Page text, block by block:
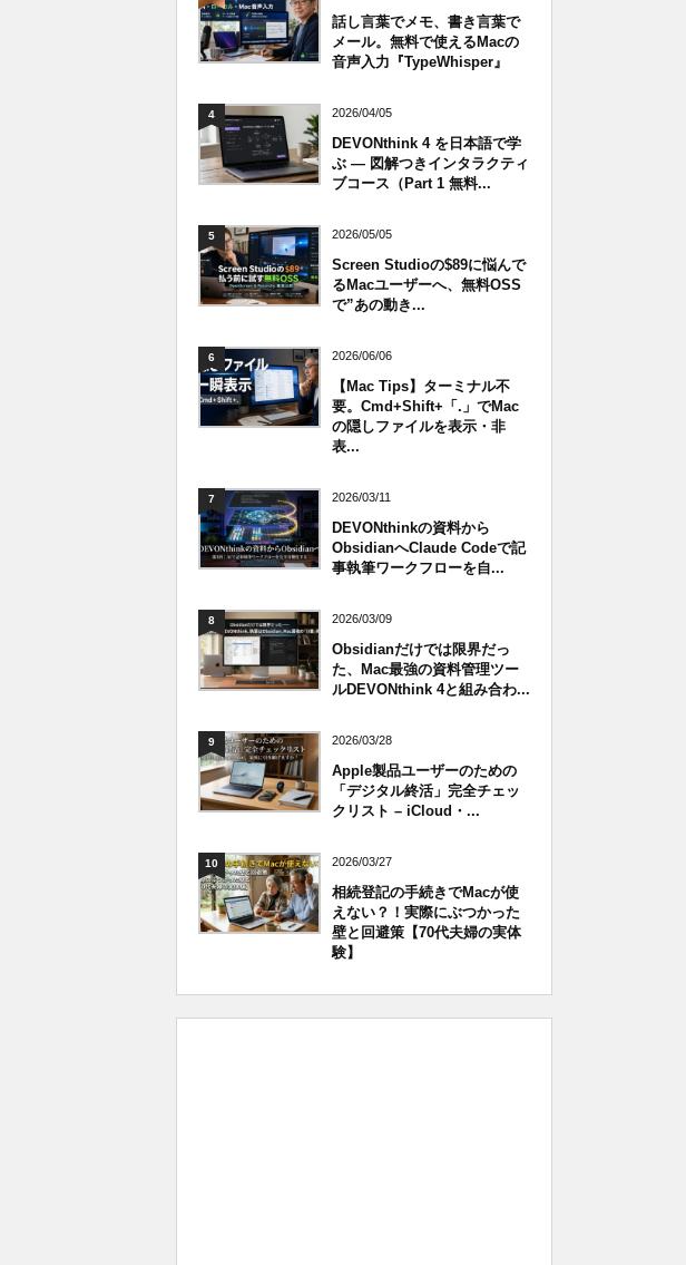
話し言葉でメモ、書き言葉で
メール。無料で使えるMacの
音声入力『TypeWhisper』
4 2026/04/05
DEVONthink 4 を日本語で学
ぶ — 図解つきインタラクティ
ブコース（Part 1 無料...
5 2026/05/05
Screen Studioの$89に悩んで
るMacユーザーへ、無料OSS
で”あの動き...
6 2026/06/06
【Mac Tips】ターミナル不
要。Cmd+Shift+「.」でMac
の隠しファイルを表示・非
表...
7 2026/03/11
DEVONthinkの資料から
ObsidianへClaude Codeで記
事執筆ワークフローを自...
8 2026/03/09
Obsidianだけでは限界だっ
た、Mac最強の資料管理ツー
ルDEVONthink 4と組み合わ...
9 2026/03/28
Apple製品ユーザーのための
「デジタル終活」完全チェッ
クリスト – iCloud・...
10 2026/03/27
相続登記の手続きでMacが使
えない？！実際にぶつかった
壁と回避策【70代夫婦の実体
験】